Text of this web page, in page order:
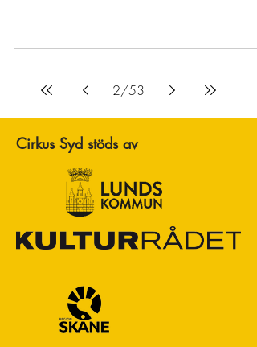
2/53
Cirkus Syd stöds av